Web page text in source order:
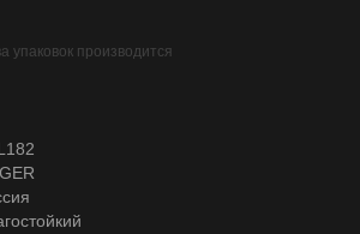
упаковок производится